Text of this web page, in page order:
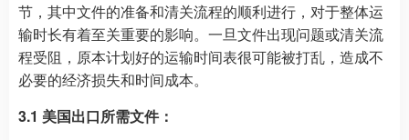
节，其中文件的准备和清关流程的顺利进行，对于整体运
输时长有着至关重要的影响。一旦文件出现问题或清关流
程受阻，原本计划好的运输时间表很可能被打乱，造成不
必要的经济损失和时间成本。
3.1 美国出口所需文件：